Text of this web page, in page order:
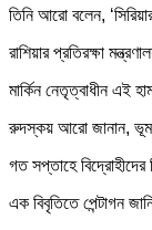
তিনি আরো বলেন,
রাশিয়ার প্রতিরক্ষা
মার্কিন নেতৃত্বাধীন এই
রুদস্কয় আরো জানান,
গত সপ্তাহে বিদ্রোহীদের
এক বিবৃতিতে পেন্টাগন